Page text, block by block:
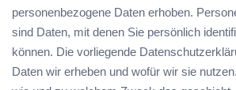
personenbezogene Daten erhoben.
sind Daten, mit denen Sie persönlich
können. Die vorliegende
Daten wir erheben und wofür wir sie